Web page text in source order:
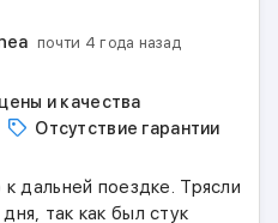
почти 4 года назад
и качества
Отсутствие гарантии
дальней поездке. Трясли
так как был стук